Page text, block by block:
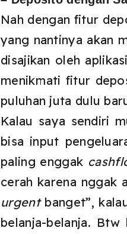
Nah dengan fitur
yang nantinya akan
disajikan oleh
menikmati fitur
puluhan juta dulu
Kalau saya sendiri
bisa input
paling enggak
cerah karena nggak
urgentbanget”,
belanja-belanja.